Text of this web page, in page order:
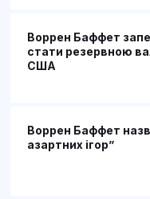
Воррен Баффет
стати резервною
США
Воррен Баффет
азартних ігор”